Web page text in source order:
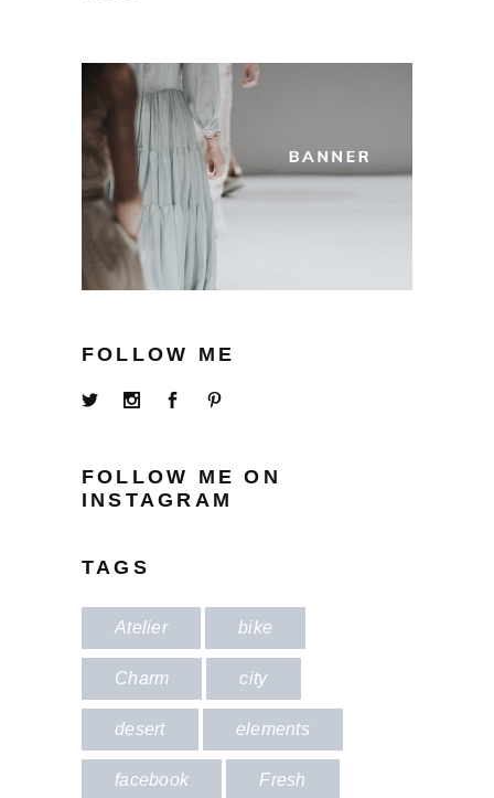
FOLLOW ME
FOLLOW ME ON
INSTAGRAM
TAGS
Atelier bike
Charm city
desert elements
facebook Fresh